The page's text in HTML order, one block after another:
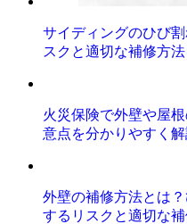
サイディングのひび
スクと適切な補修方
火災保険で外壁や屋
意点を分かりやすく解
外壁の補修方法とは
するリスクと適切な